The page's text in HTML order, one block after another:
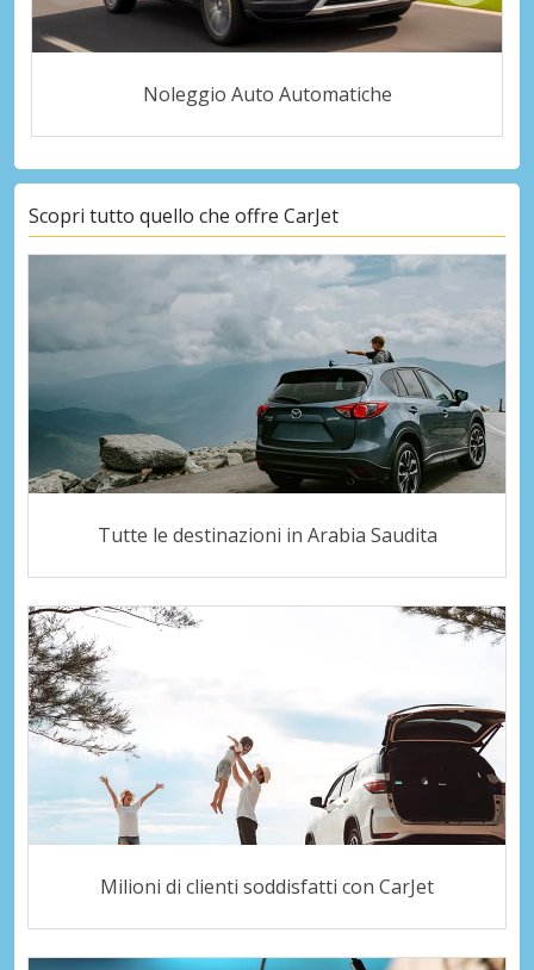
Noleggio Auto Automatiche
Scopri tutto quello che offre CarJet
Tutte le destinazioni in Arabia Saudita
Milioni di clienti soddisfatti con CarJet